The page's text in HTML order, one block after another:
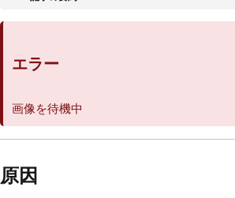
エラー
画像を待機中
原因